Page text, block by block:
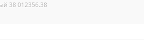
38 012356.38